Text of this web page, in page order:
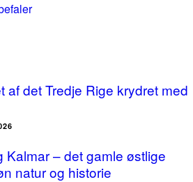
af det Tredje Rige krydret med
– det gamle østlige
natur og historie